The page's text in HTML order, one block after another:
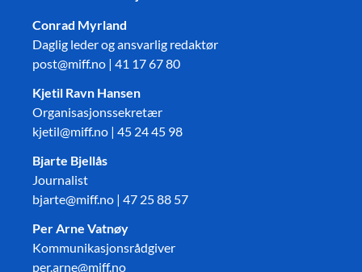
Conrad Myrland
Daglig leder og ansvarlig redaktør
post@miff.no | 41 17 67 80
Kjetil Ravn Hansen
Organisasjonssekretær
kjetil@miff.no | 45 24 45 98
Bjarte Bjellås
Journalist
bjarte@miff.no | 47 25 88 57
Per Arne Vatnøy
Kommunikasjonsrådgiver
per.arne@miff.no